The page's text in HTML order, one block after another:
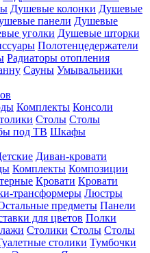
Душевые колонки Душевые
панели Душевые
уголки Душевые шторки
Полотенцедержатели
Радиаторы отопления
Сауны Умывальники
Комплекты Консоли
Столы Столы
под ТВ Шкафы
Диван-кровати
Комплекты Композиции
Кровати Кровати
трансформеры Люстры
предметы Панели
для цветов Полки
Столики Столы Столы
столики Тумбочки